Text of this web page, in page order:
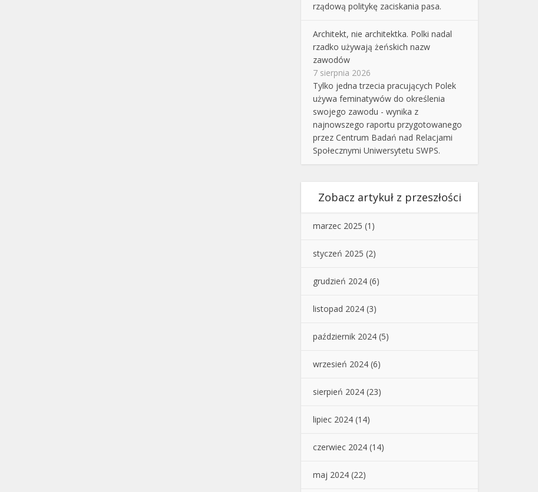
rządową politykę zaciskania pasa.
Architekt, nie architektka. Polki nadal
rzadko używają żeńskich nazw
zawodów
7 sierpnia 2026
Tylko jedna trzecia pracujących Polek
używa feminatywów do określenia
swojego zawodu - wynika z
najnowszego raportu przygotowanego
przez Centrum Badań nad Relacjami
Społecznymi Uniwersytetu SWPS.
Zobacz artykuł z przeszłości
marzec 2025 (1)
styczeń 2025 (2)
grudzień 2024 (6)
listopad 2024 (3)
październik 2024 (5)
wrzesień 2024 (6)
sierpień 2024 (23)
lipiec 2024 (14)
czerwiec 2024 (14)
maj 2024 (22)